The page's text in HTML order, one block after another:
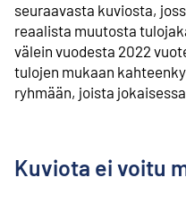
seuraavasta kuviosta,
reaalista muutosta
välein vuodesta 2022
tulojen mukaan
ryhmään, joista
Kuviota ei voitu